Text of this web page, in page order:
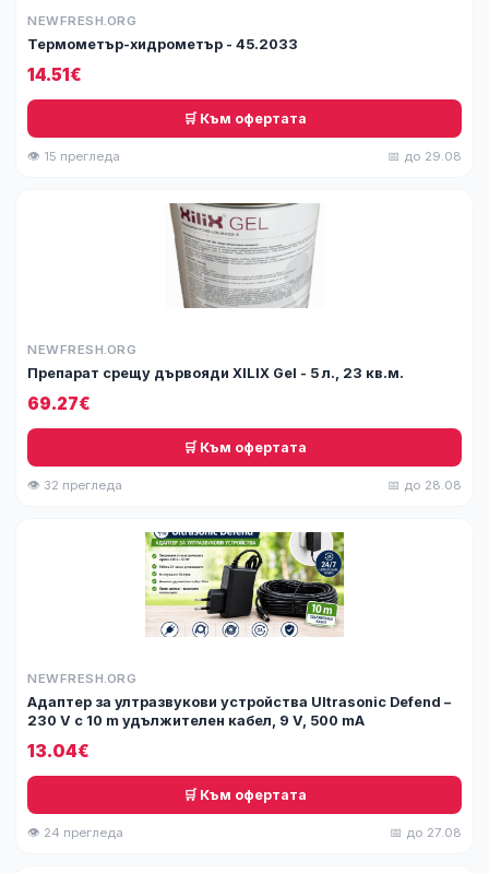
NEWFRESH.ORG
Термометър-хидрометър - 45.2033
14.51€
🛒 Към офертата
👁 15 прегледа 📅 до 29.08
NEWFRESH.ORG
Препарат срещу дървояди XILIX Gel - 5 л., 23 кв.м.
69.27€
🛒 Към офертата
👁 32 прегледа 📅 до 28.08
NEWFRESH.ORG
Адаптер за ултразвукови устройства Ultrasonic Defend –
230 V с 10 m удължителен кабел, 9 V, 500 mA
13.04€
🛒 Към офертата
👁 24 прегледа 📅 до 27.08